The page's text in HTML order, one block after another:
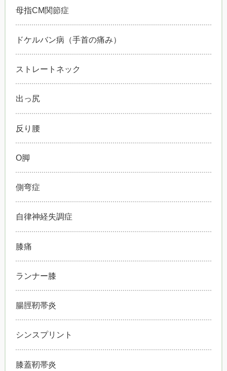
母指CM関節症
ドケルバン病（手首の痛み）
ストレートネック
出っ尻
反り腰
O脚
側弯症
自律神経失調症
膝痛
ランナー膝
腸脛靭帯炎
シンスプリント
膝蓋靭帯炎